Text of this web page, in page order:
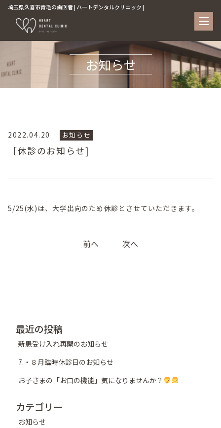
埼玉県久喜市青毛の歯医者 | ハートデンタルクリニック |
お知らせ
2022.04.20 お知らせ
［休診のお知らせ]
5/25(水)は、大学出向のため休診とさせていただきます。
前へ 次へ
最近の投稿
新患受け入れ再開のお知らせ
7.・８月臨時休診日のお知らせ
お子さまの「お口の機能」気になりませんか？
カテゴリー
お知らせ